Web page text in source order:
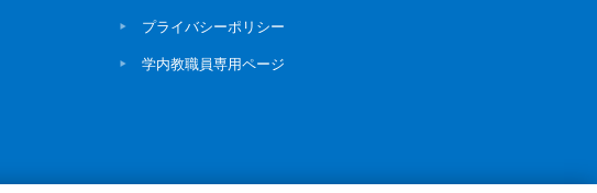
プライバシーポリシー
学内教職員専用ページ